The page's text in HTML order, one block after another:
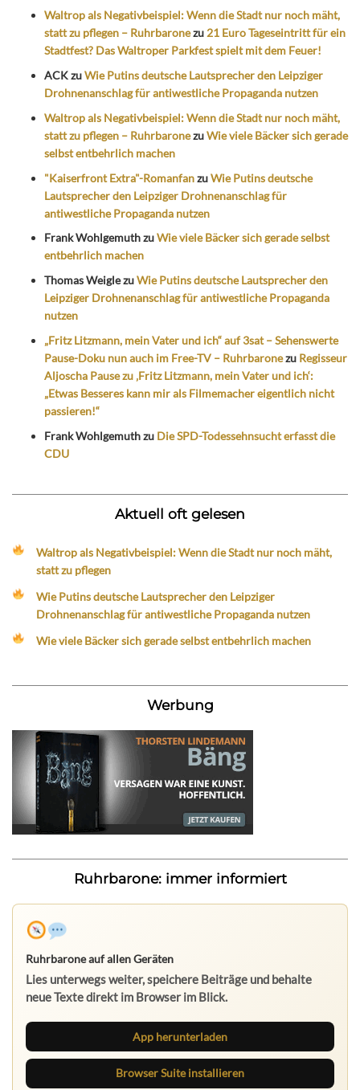
Waltrop als Negativbeispiel: Wenn die Stadt nur noch mäht,
statt zu pflegen – Ruhrbaronezu 21 Euro Tageseintritt für ein
Stadtfest? Das Waltroper Parkfest spielt mit dem Feuer!
ACKzuWie Putins deutsche Lautsprecher den Leipziger
Drohnenanschlag für antiwestliche Propaganda nutzen
Waltrop als Negativbeispiel: Wenn die Stadt nur noch mäht,
statt zu pflegen – RuhrbaronezuWie viele Bäcker sich gerade
selbst entbehrlich machen
"Kaiserfront Extra"-RomanfanzuWie Putins deutsche
Lautsprecher den Leipziger Drohnenanschlag für
antiwestliche Propaganda nutzen
Frank WohlgemuthzuWie viele Bäcker sich gerade selbst
entbehrlich machen
Thomas WeiglezuWie Putins deutsche Lautsprecher den
Leipziger Drohnenanschlag für antiwestliche Propaganda
nutzen
„Fritz Litzmann, mein Vater und ich“ auf 3sat – Sehenswerte
Pause-Doku nun auch im Free-TV – Ruhrbaronezu Regisseur
Aljoscha Pause zu ‚Fritz Litzmann, mein Vater und ich‘:
„Etwas Besseres kann mir als Filmemacher eigentlich nicht
passieren!“
Frank Wohlgemuthzu Die SPD-Todessehnsucht erfasst die
CDU
Aktuell oft gelesen
Waltrop als Negativbeispiel: Wenn die Stadt nur noch mäht,
statt zu pflegen
Wie Putins deutsche Lautsprecher den Leipziger
Drohnenanschlag für antiwestliche Propaganda nutzen
Wie viele Bäcker sich gerade selbst entbehrlich machen
Werbung
Ruhrbarone: immer informiert
Ruhrbarone auf allen Geräten
Lies unterwegs weiter, speichere Beiträge und behalte
neue Texte direkt im Browser im Blick.
App herunterladen
Browser Suite installieren